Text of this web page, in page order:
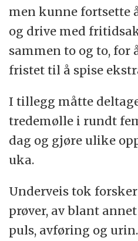
men kunne fortsette
og drive med
sammen to og to, for
fristet til å spise
I tillegg måtte
tredemølle i rundt
dag og gjøre ulike
uka.
Underveis tok
prøver, av blant
puls, avføring og